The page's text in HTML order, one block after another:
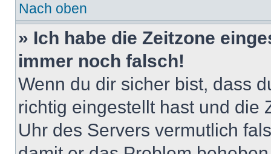
Nach oben
» Ich habe die Zeitzone
immer noch falsch!
Wenn du dir sicher bist, dass
richtig eingestellt hast und die
Uhr des Servers vermutlich